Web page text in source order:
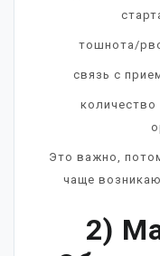
тошнота/
связь с
Это важно,
чаще
2)